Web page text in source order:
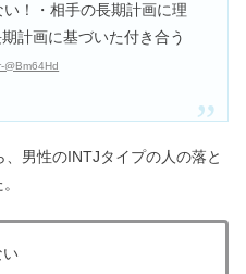
！・相手の長期計画に理
計画に基づいた付き合う
男性のINTJタイプの人の落と
い